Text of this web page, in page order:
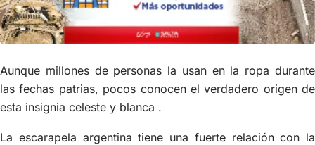
Aunque millones de personas la usan en la ropa durante
las fechas patrias, pocos conocen el verdadero origen de
esta insignia celeste y blanca .
La escarapela argentina tiene una fuerte relación con la